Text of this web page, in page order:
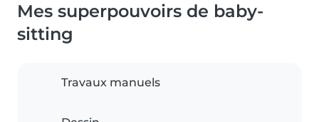
Mes superpouvoirs de baby-
sitting
Travaux manuels